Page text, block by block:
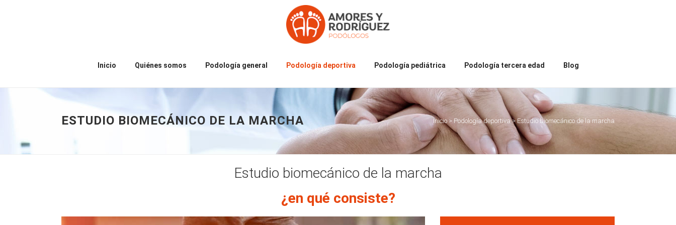
Inicio Quiénes somos Podología general Podología deportiva Podología pediátrica Podología tercera edad Blog
ESTUDIO BIOMECÁNICO DE LA MARCHA Inicio> Podología deportiva>Estudio biomecánico de la marcha
Estudio biomecánico de la marcha
¿en qué consiste?